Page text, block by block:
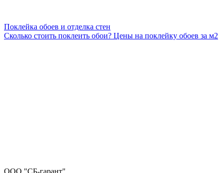
Поклейка обоев и отделка стен
Сколько стоить поклеить обои? Цены на поклейку обоев за м2
ООО "СБ-гарант"